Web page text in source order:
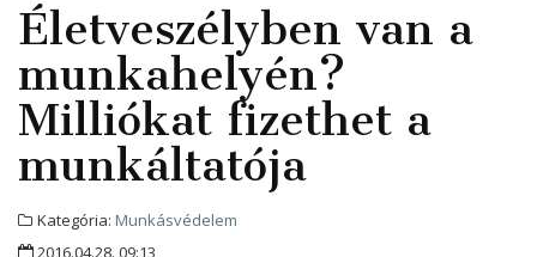
Életveszélyben van a
munkahelyén?
Milliókat fizethet a
munkáltatója
Kategória: Munkásvédelem
2016.04.28. 09:13